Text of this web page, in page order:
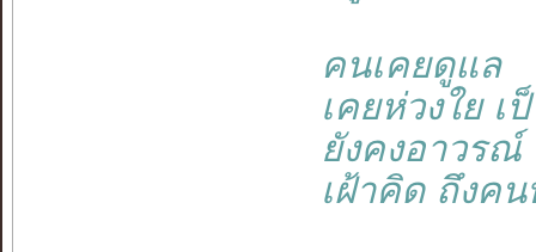
คนเคยดูแล
เคยห่วงใย
ยังคงอาวรณ์
เฝ้าคิด ถึงค